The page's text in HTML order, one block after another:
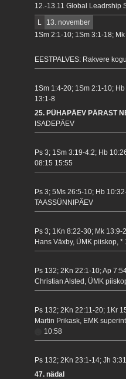
12.-13.11 Global Leadrship
L
13. november
1Sm 2:1-10; 1Sm 3:1-18;
EESTPALVES: Rakvere
1Sm 1:4-20; 1Sm 2:1-10;
13:1-8
25. PÜHAPÄEV PÄRAST
ISADEPÄEV
Ps 3; 1Sm 3:19-4:2; Hb
08:15 15:55
Ps 3; 5Ms 26:5-10; Hb
TAASSÜNNIPÄEV
Ps 3; 1Kn 8:22-30; Mk 13:9-
Hans Växby, ÜMK piiskop, *
Ps 132; 2Kn 22:1-10; Ap
Christian Alsted, ÜMK
Ps 132; 2Kn 22:11-20; 1Kr
Martin Prikask, EMK
10:58
Ps 132; 2Kn 23:1-14; Jh
47. nädal